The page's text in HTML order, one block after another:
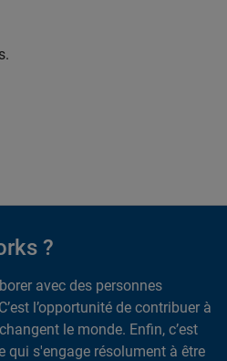
?
avec des personnes
l’opportunité de contribuer à
le monde. Enfin, c’est
qui s'engage résolument à être